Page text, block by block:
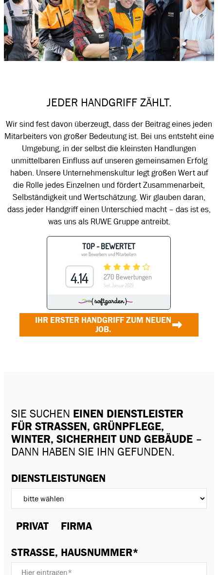
JEDER HANDGRIFF ZÄHLT.
Wir sind fest davon überzeugt, dass der Beitrag eines jeden
Mitarbeiters von großer Bedeutung ist. Bei uns entsteht eine
Umgebung, in der selbst die kleinsten Handlungen
unmittelbaren Einfluss auf unseren gemeinsamen Erfolg
haben. Unsere Unternehmenskultur legt großen Wert auf
die Rolle jedes Einzelnen und fördert Zusammenarbeit,
Selbständigkeit und Wertschätzung. Wir glauben daran,
dass jeder Handgriff einen Unterschied macht – das ist es,
was uns als RUWE Gruppe antreibt.
IHR ERSTER HANDGRIFF ZUM NEUEN
JOB.
SIE SUCHEN EINEN DIENSTLEISTER
FÜR STRASSEN, GRÜNPFLEGE, W
INTER, SICHERHEIT UND GEBÄUDE
–
DANN HABEN SIE IHN GEFUNDEN.
DIENSTLEISTUNGEN
PRIVAT FIRMA
STRASSE, HAUSNUMMER*